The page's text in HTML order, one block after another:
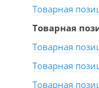
Товарная
Товарная
Товарная
Товарная
Товарная